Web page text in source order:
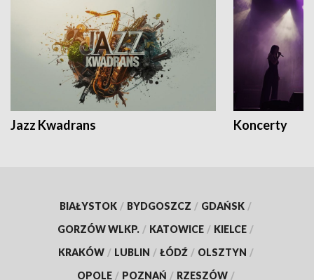
Jazz Kwadrans Koncerty
BIAŁYSTOK / BYDGOSZCZ / GDAŃSK /
GORZÓW WLKP. / KATOWICE / KIELCE /
KRAKÓW / LUBLIN / ŁÓDŹ / OLSZTYN /
OPOLE / POZNAŃ / RZESZÓW /